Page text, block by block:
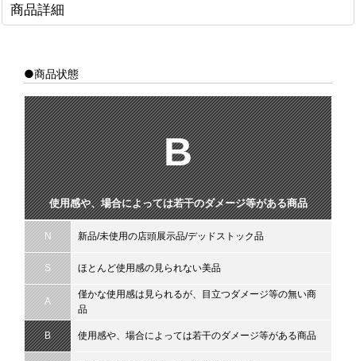
商品詳細
●商品状態
B
使用感や、場合によっては若干のダメージ等がある商品
N 新品/未使用の店頭展示品/デッドストック品
S ほとんど使用感の見られない美品
A
僅かな使用感は見られるが、目立つダメージ等の無い商
品
B 使用感や、場合によっては若干のダメージ等がある商品